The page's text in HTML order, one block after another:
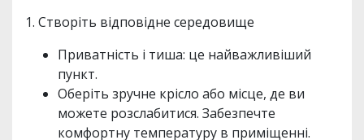
1. Створіть відповідне середовище
Приватність і тиша: це найважливіший
пункт.
Оберіть зручне крісло або місце, де ви
можете розслабитися. Забезпечте
комфортну температуру в приміщенні.